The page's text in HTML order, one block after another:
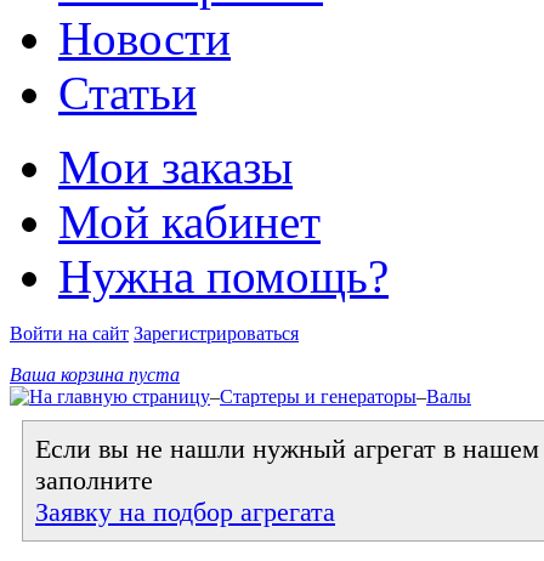
Новости
Статьи
Мои заказы
Мой кабинет
Нужна помощь?
Войти на сайт Зарегистрироваться
Ваша корзина пуста
–Стартеры и генераторы–Валы
Если вы не нашли нужный агрегат в нашем
заполните
Заявку на подбор агрегата